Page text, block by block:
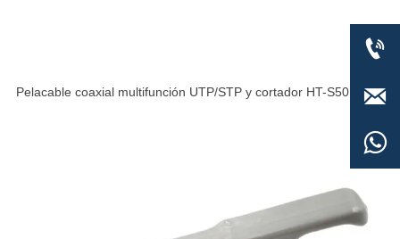
Pelacable coaxial multifunción UTP/STP y cortador HT-S501B


